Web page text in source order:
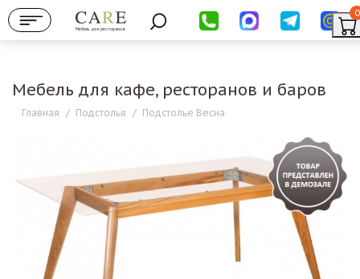
Мебель для ресторанов
0
Мебель для кафе, ресторанов и баров
Главная / Подстолья / Подстолье Весна